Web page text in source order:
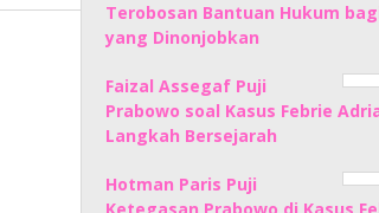
Terobosan Bantuan Hukum
yang Dinonjobkan
Faizal Assegaf Puji
Prabowo soal Kasus Febrie
Langkah Bersejarah
Hotman Paris Puji